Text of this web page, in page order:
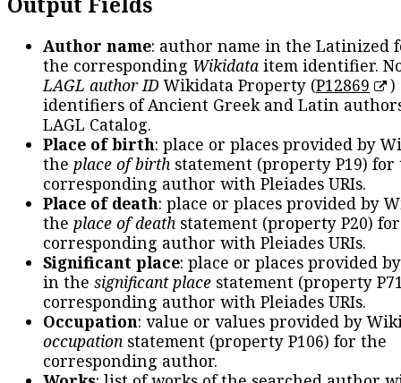
Author name: author name in the Latinized
the corresponding Wikidata item identifier.
LAGL author IDWikidata Property (P12869
)
identifiers of Ancient Greek and Latin
LAGL Catalog.
Place of birth: place or places provided by
the place of birth statement (property P19) for
corresponding author with Pleiades URIs.
Place of death: place or places provided by
the place of death statement (property P20)
corresponding author with Pleiades URIs.
Significant place: place or places provided
in the significant place statement (property
corresponding author with Pleiades URIs.
Occupation: value or values provided by
occupation statement (property P106) for the
corresponding author.